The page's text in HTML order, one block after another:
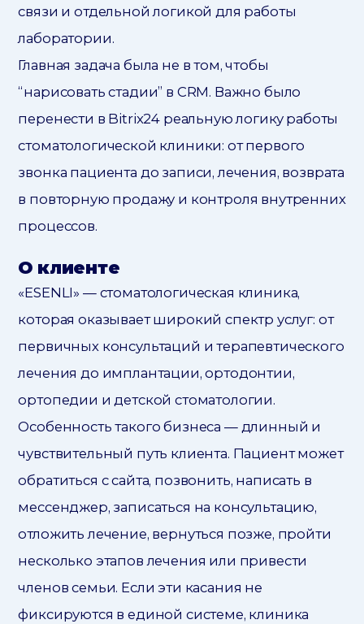
связи и отдельной логикой для работы
лаборатории.
Главная задача была не в том, чтобы
“нарисовать стадии” в CRM. Важно было
перенести в Bitrix24 реальную логику работы
стоматологической клиники: от первого
звонка пациента до записи, лечения, возврата
в повторную продажу и контроля внутренних
процессов.
О клиенте
«ESENLI» — стоматологическая клиника,
которая оказывает широкий спектр услуг: от
первичных консультаций и терапевтического
лечения до имплантации, ортодонтии,
ортопедии и детской стоматологии.
Особенность такого бизнеса — длинный и
чувствительный путь клиента. Пациент может
обратиться с сайта, позвонить, написать в
мессенджер, записаться на консультацию,
отложить лечение, вернуться позже, пройти
несколько этапов лечения или привести
членов семьи. Если эти касания не
фиксируются в единой системе, клиника